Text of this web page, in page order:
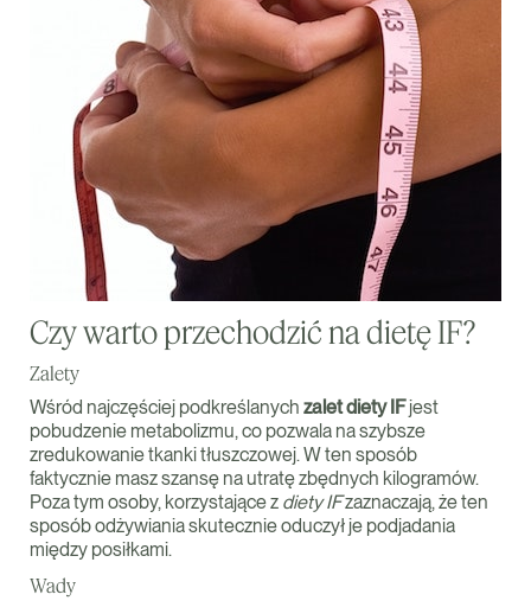
Czy warto przechodzić na dietę IF?
Zalety
Wśród najczęściej podkreślanych zalet diety IFjest
pobudzenie metabolizmu, co pozwala na szybsze
zredukowanie tkanki tłuszczowej. W ten sposób
faktycznie masz szansę na utratę zbędnych kilogramów.
Poza tym osoby, korzystające z diety IFzaznaczają, że ten
sposób odżywiania skutecznie oduczył je podjadania
między posiłkami.
Wady